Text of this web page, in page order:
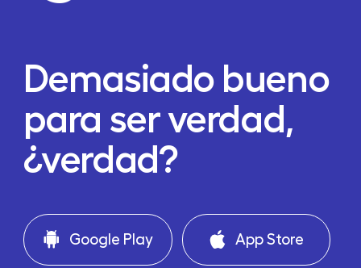
Demasiado bueno
para ser verdad,
¿verdad?
Google Play App Store